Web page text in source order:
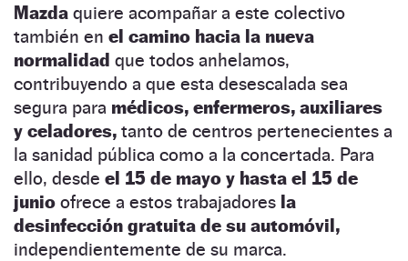
Mazda quiere acompañar a este colectivo
también en el camino hacia la nueva
normalidad que todos anhelamos,
contribuyendo a que esta desescalada sea
segura para médicos, enfermeros, auxiliares
y celadores, tanto de centros pertenecientes a
la sanidad pública como a la concertada. Para
ello, desde el 15 de mayo y hasta el 15 de
junio ofrece a estos trabajadores la
desinfección gratuita de su automóvil,
independientemente de su marca.